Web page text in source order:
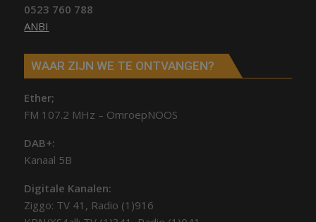
0523 760 788
ANBI
WAAR ZIJN WE TE ONTVANGEN?
Ether;
FM 107.2 MHz – OmroepNOOS
DAB+:
Kanaal 5B
Digitale Kanalen:
Ziggo: TV 41, Radio (1)916